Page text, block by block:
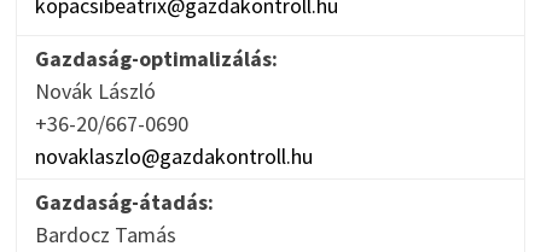
kopacsibeatrix@gazdakontroll.hu
Gazdaság-optimalizálás:
Novák László
+36-20/667-0690
novaklaszlo@gazdakontroll.hu
Gazdaság-átadás:
Bardocz Tamás